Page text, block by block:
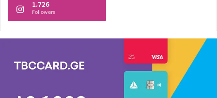
1,726
Followers